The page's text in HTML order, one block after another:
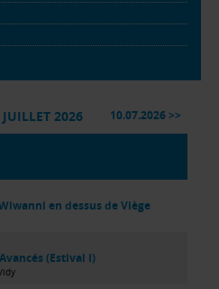
2026
10.07.2026
en dessus de Viège
(Estival I)